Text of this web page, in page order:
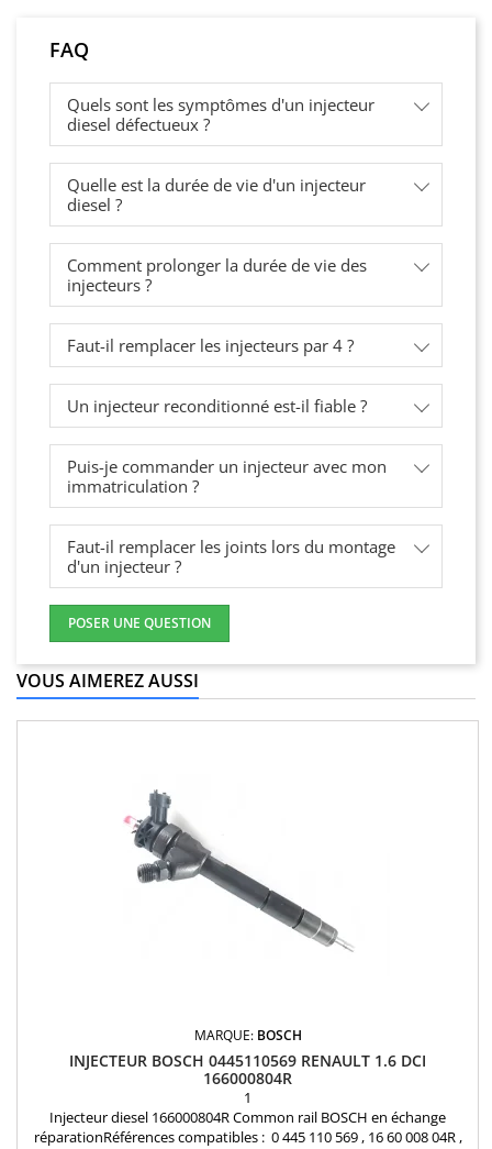
FAQ
Quels sont les symptômes d'un injecteur
diesel défectueux ?
Quelle est la durée de vie d'un injecteur
diesel ?
Comment prolonger la durée de vie des
injecteurs ?
Faut-il remplacer les injecteurs par 4 ?
Un injecteur reconditionné est-il fiable ?
Puis-je commander un injecteur avec mon
immatriculation ?
Faut-il remplacer les joints lors du montage
d'un injecteur ?
POSER UNE QUESTION
VOUS AIMEREZ AUSSI
MARQUE: BOSCH
INJECTEUR BOSCH 0445110569 RENAULT 1.6 DCI
166000804R
1
Injecteur diesel 166000804R Common rail BOSCH en échange
réparationRéférences compatibles : 0 445 110 569 , 16 60 008 04R ,